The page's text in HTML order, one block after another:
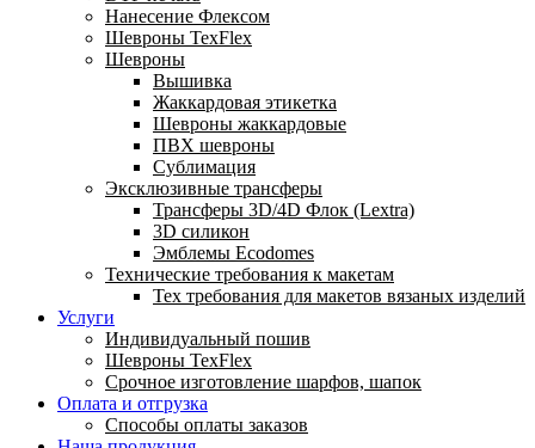
Нанесение Флексом
Шевроны TexFlex
Шевроны
Вышивка
Жаккардовая этикетка
Шевроны жаккардовые
ПВХ шевроны
Сублимация
Эксклюзивные трансферы
Трансферы 3D/4D Флок (Lextra)
3D силикон
Эмблемы Ecodomes
Технические требования к макетам
Тех требования для макетов вязаных изделий
Услуги
Индивидуальный пошив
Шевроны TexFlex
Срочное изготовление шарфов, шапок
Оплата и отгрузка
Способы оплаты заказов